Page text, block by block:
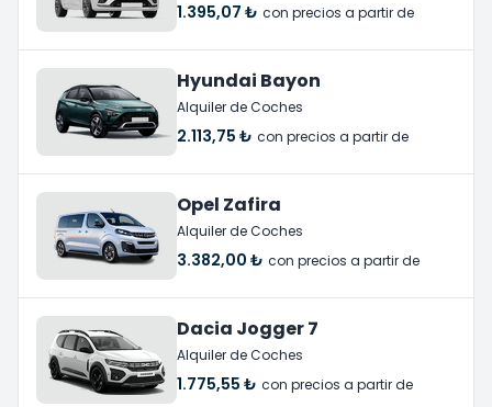
1.395,07 ₺ con precios a partir de
Hyundai Bayon
Alquiler de Coches
2.113,75 ₺ con precios a partir de
Opel Zafira
Alquiler de Coches
3.382,00 ₺ con precios a partir de
Dacia Jogger 7
Alquiler de Coches
1.775,55 ₺ con precios a partir de